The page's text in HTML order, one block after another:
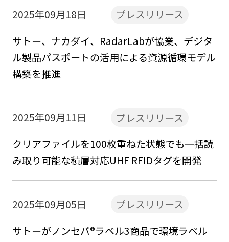
2025年09月18日
プレスリリース
サトー、ナカダイ、RadarLabが協業、デジタ
ル製品パスポートの活用による資源循環モデル
構築を推進
2025年09月11日
プレスリリース
クリアファイルを100枚重ねた状態でも一括読
み取り可能な積層対応UHF RFIDタグを開発
2025年09月05日
プレスリリース
サトーがノンセパ®ラベル3商品で環境ラベル